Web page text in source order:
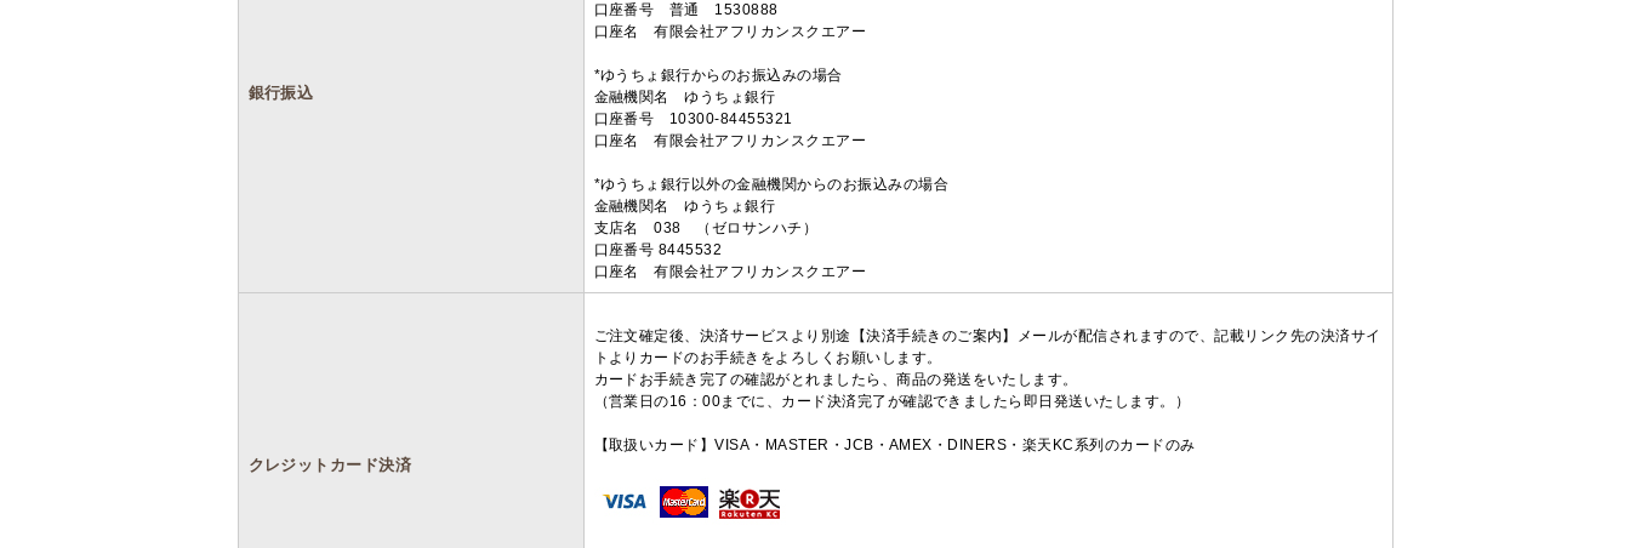
銀行振込
口座番号 普通 1530888
口座名 有限会社アフリカンスクエアー
*ゆうちょ銀行からのお振込みの場合
金融機関名 ゆうちょ銀行
口座番号 10300-84455321
口座名 有限会社アフリカンスクエアー
*ゆうちょ銀行以外の金融機関からのお振込みの場合
金融機関名 ゆうちょ銀行
支店名 038 （ゼロサンハチ）
口座番号 8445532
口座名 有限会社アフリカンスクエアー
クレジットカード決済
ご注文確定後、決済サービスより別途【決済手続きのご案内】メールが配信されますので、記載リンク先の決済サイ
トよりカードのお手続きをよろしくお願いします。
カードお手続き完了の確認がとれましたら、商品の発送をいたします。
（営業日の16：00までに、カード決済完了が確認できましたら即日発送いたします。）
【取扱いカード】VISA・MASTER・JCB・AMEX・DINERS・楽天KC系列のカードのみ